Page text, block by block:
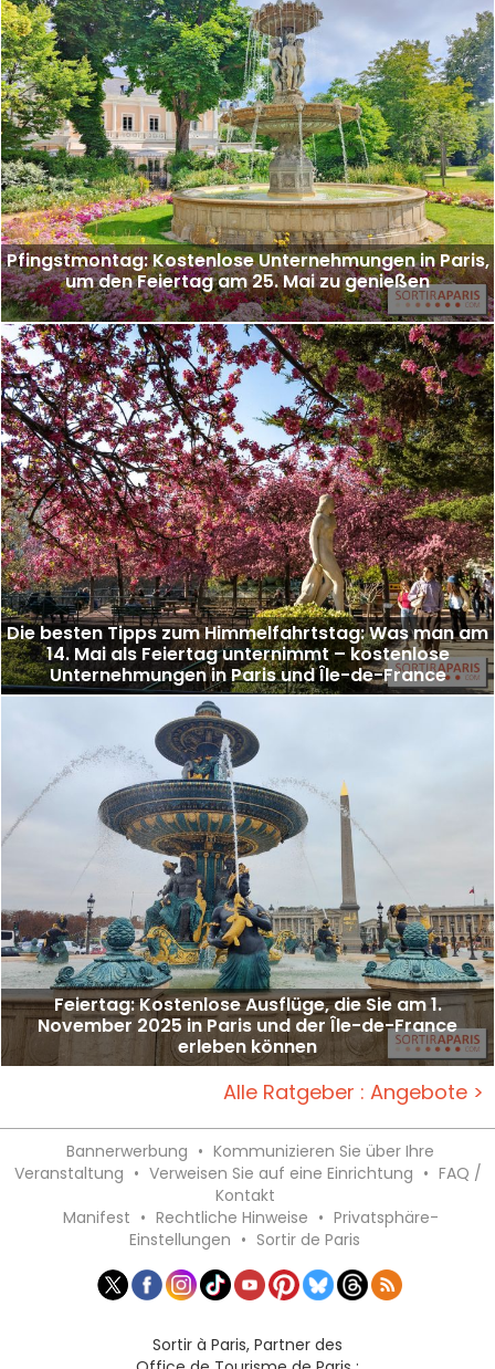
Pfingstmontag: Kostenlose Unternehmungen in Paris,
um den Feiertag am 25. Mai zu genießen
Die besten Tipps zum Himmelfahrtstag: Was man am
14. Mai als Feiertag unternimmt – kostenlose
Unternehmungen in Paris und Île-de-France
Feiertag: Kostenlose Ausflüge, die Sie am 1.
November 2025 in Paris und der Île-de-France
erleben können
Alle Ratgeber : Angebote >
Bannerwerbung • Kommunizieren Sie über Ihre
Veranstaltung • Verweisen Sie auf eine Einrichtung • FAQ /
Kontakt
Manifest • Rechtliche Hinweise • Privatsphäre-
Einstellungen • Sortir de Paris
Sortir à Paris, Partner des